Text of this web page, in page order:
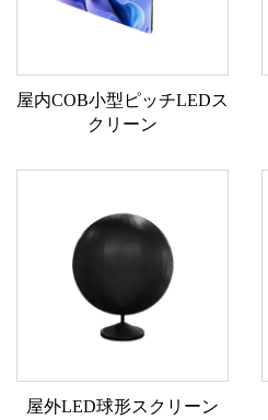
屋内COB小型ピッチLEDス
クリーン
屋外LED球形スクリーン